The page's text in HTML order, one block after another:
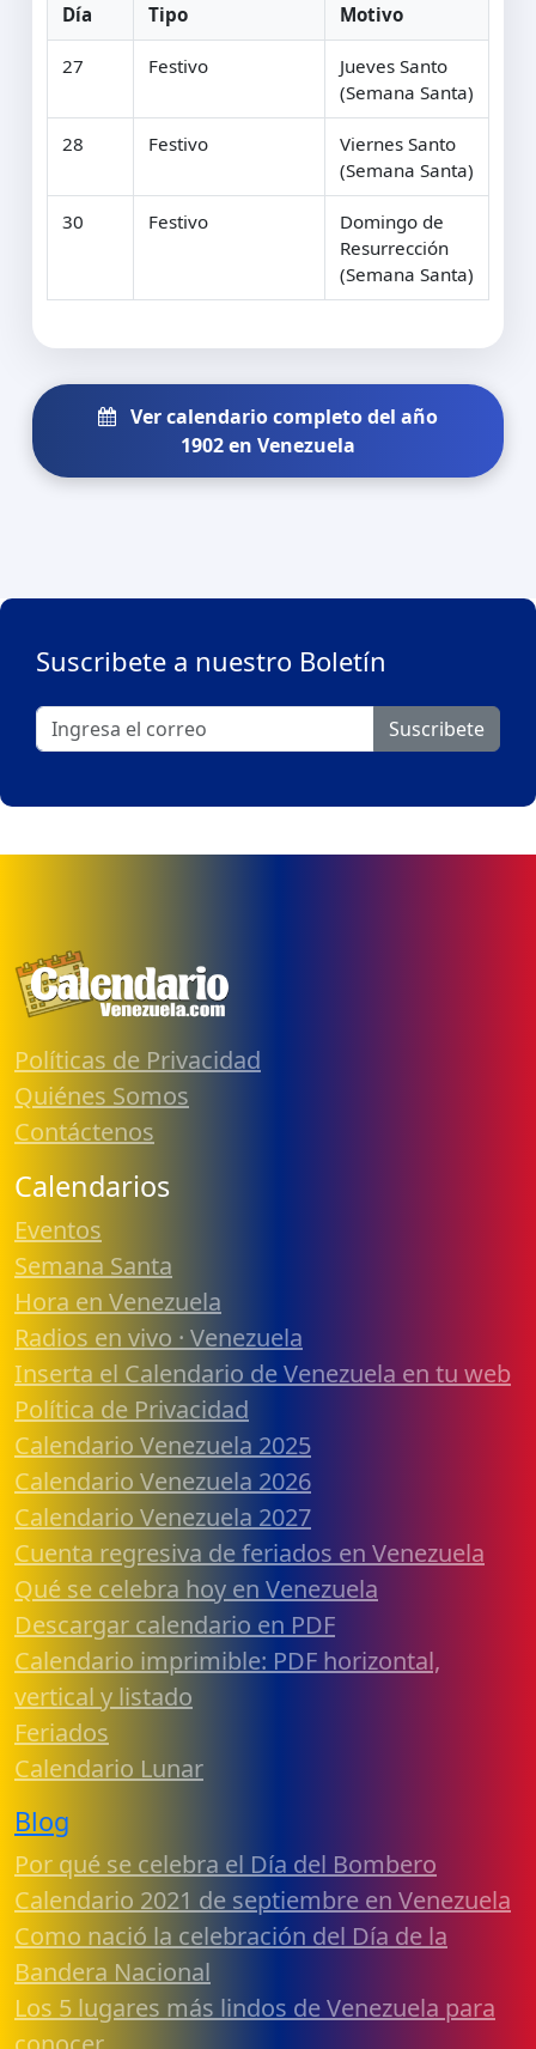
Día Tipo Motivo
27 Festivo
Jueves Santo
(Semana Santa)
28 Festivo
Viernes Santo
(Semana Santa)
30 Festivo
Domingo de
Resurrección
(Semana Santa)
Ver calendario completo del año
1902 en Venezuela
Suscribete a nuestro Boletín
Suscribete
Políticas de Privacidad
Quiénes Somos
Contáctenos
Calendarios
Eventos
Semana Santa
Hora en Venezuela
Radios en vivo · Venezuela
Inserta el Calendario de Venezuela en tu web
Política de Privacidad
Calendario Venezuela 2025
Calendario Venezuela 2026
Calendario Venezuela 2027
Cuenta regresiva de feriados en Venezuela
Qué se celebra hoy en Venezuela
Descargar calendario en PDF
Calendario imprimible: PDF horizontal,
vertical y listado
Feriados
Calendario Lunar
Blog
Por qué se celebra el Día del Bombero
Calendario 2021 de septiembre en Venezuela
Como nació la celebración del Día de la
Bandera Nacional
Los 5 lugares más lindos de Venezuela para